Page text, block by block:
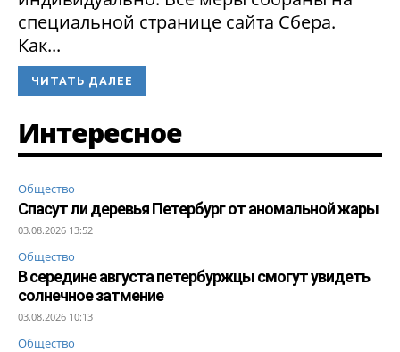
специальной странице сайта Сбера.
Как...
ЧИТАТЬ ДАЛЕЕ
Интересное
Общество
Спасут ли деревья Петербург от аномальной жары
03.08.2026 13:52
Общество
В середине августа петербуржцы смогут увидеть
солнечное затмение
03.08.2026 10:13
Общество